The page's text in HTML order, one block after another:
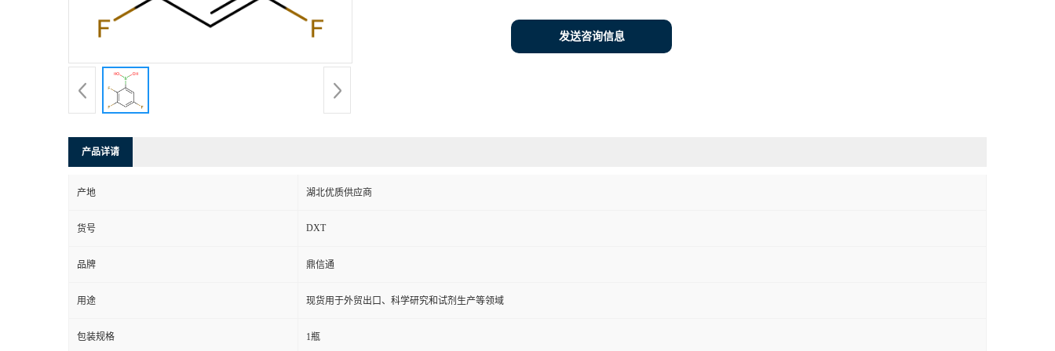
发送咨询信息
产品详请
产地 湖北优质供应商
货号 DXT
品牌 鼎信通
用途 现货用于外贸出口、科学研究和试剂生产等领域
包装规格 1瓶